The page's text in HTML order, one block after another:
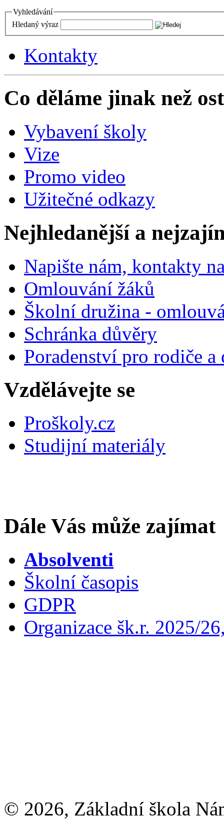
Vyhledávání
Hledaný výraz
Kontakty
Co děláme jinak než
Vybavení školy
Vize
Promo video
Užitečné odkazy
Nejhledanější a
Napište nám, kontakty
Omlouvání žáků
Školní družina -
Schránka důvěry
Poradenství pro rodiče
Vzdělávejte se
Proškoly.cz
Studijní materiály
Dále Vás může zajímat
Absolventi
Školní časopis
GDPR
Organizace šk.r. 2025/
© 2026, Základní škola